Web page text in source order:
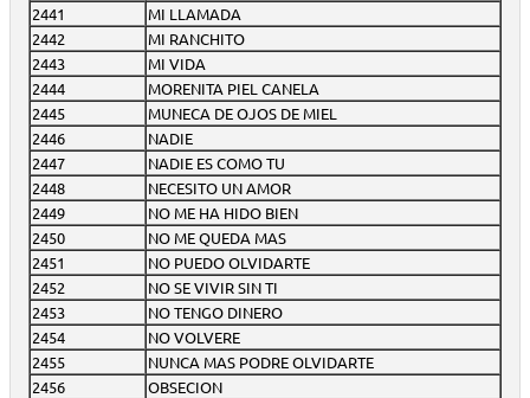
2441
MI LLAMADA
2442
MI RANCHITO
2443
MI VIDA
2444
MORENITA PIEL CANELA
2445
MUNECA DE OJOS DE MIEL
2446
NADIE
2447
NADIE ES COMO TU
2448
NECESITO UN AMOR
2449
NO ME HA HIDO BIEN
2450
NO ME QUEDA MAS
2451
NO PUEDO OLVIDARTE
2452
NO SE VIVIR SIN TI
2453
NO TENGO DINERO
2454
NO VOLVERE
2455
NUNCA MAS PODRE OLVIDARTE
2456
OBSECION